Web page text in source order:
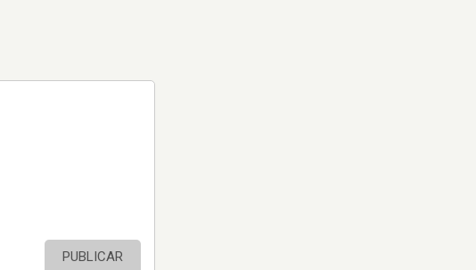
PUBLICAR